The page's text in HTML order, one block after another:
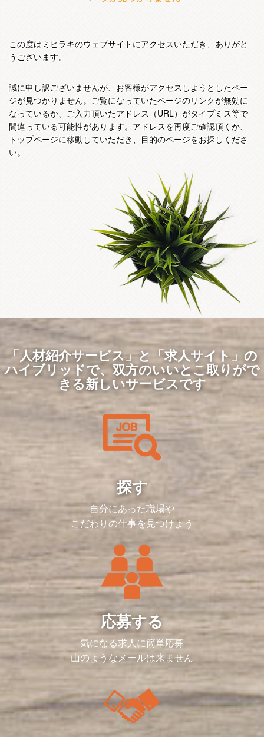
この度はミヒラキのウェブサイトにアクセスいただき、ありがと
うございます。
誠に申し訳ございませんが、お客様がアクセスしようとしたペー
ジが見つかりません。ご覧になっていたページのリンクが無効に
なっているか、ご入力頂いたアドレス（URL）がタイプミス等で
間違っている可能性があります。アドレスを再度ご確認頂くか、
トップページに移動していただき、目的のページをお探しくださ
い。
「人材紹介サービス」と「求人サイト」の
ハイブリッドで、双方のいいとこ取りがで
きる新しいサービスです
探す
自分にあった職場や
こだわりの仕事を見つけよう
応募する
気になる求人に簡単応募
山のようなメールは来ません